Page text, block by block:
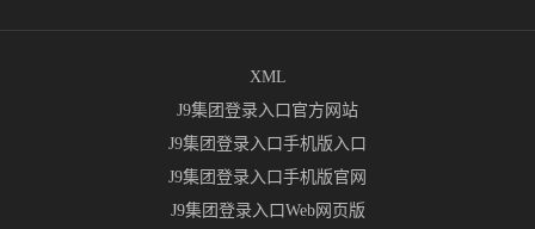
XML
J9集团登录入口官方网站
J9集团登录入口手机版入口
J9集团登录入口手机版官网
J9集团登录入口Web网页版